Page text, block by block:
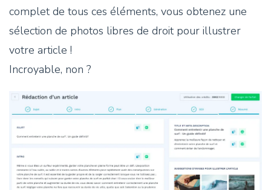
complet de tous ces éléments, vous obtenez une
sélection de photos libres de droit pour illustrer
votre article !
Incroyable, non ?